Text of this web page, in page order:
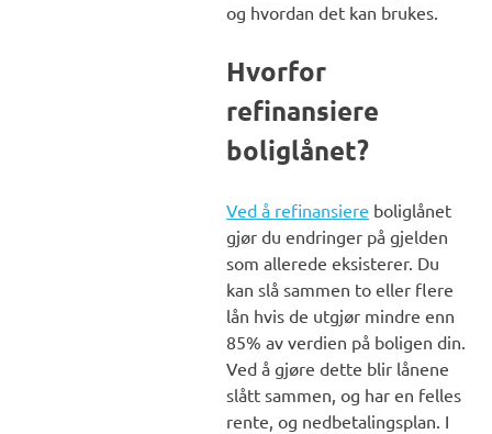
og hvordan det kan brukes.
Hvorfor
refinansiere
boliglånet?
Ved å refinansiere boliglånet
gjør du endringer på gjelden
som allerede eksisterer. Du
kan slå sammen to eller flere
lån hvis de utgjør mindre enn
85% av verdien på boligen din.
Ved å gjøre dette blir lånene
slått sammen, og har en felles
rente, og nedbetalingsplan. I